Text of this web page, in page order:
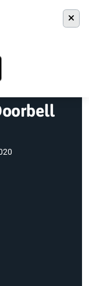
im Test